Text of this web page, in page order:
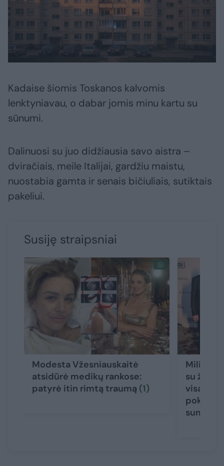
Kadaise šiomis Toskanos kalvomis
lenktyniavau, o dabar jomis minu kartu su
sūnumi.
Dalinuosi su juo didžiausia savo aistra –
dviračiais, meile Italijai, gardžiu maistu,
nuostabia gamta ir senais bičiuliais, sutiktais
pakeliui.
Susiję straipsniai
Modesta Vžesniauskaitė
atsidūrė medikų rankose:
patyrė itin rimtą traumą (1)
su
visą
pokylį:
suma